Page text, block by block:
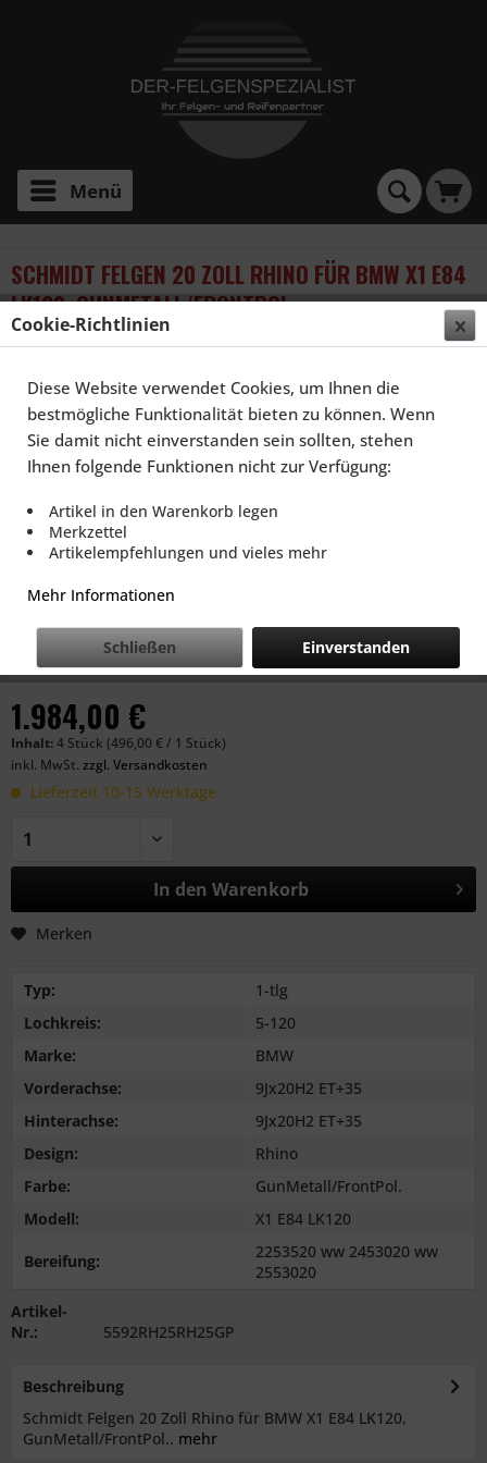
Menü
SCHMIDT FELGEN 20 ZOLL RHINO FÜR BMW X1 E84
LK120, GUNMETALL/FRONTPOL.
1.984,00 €
Inhalt:4 Stück (496,00 € / 1 Stück)
inkl. MwSt. zzgl. Versandkosten
Lieferzeit 10-15 Werktage
In den Warenkorb
Merken
Typ:
1-tlg
Lochkreis:
5-120
Marke:
BMW
Vorderachse:
9Jx20H2 ET+35
Hinterachse:
9Jx20H2 ET+35
Design:
Rhino
Farbe:
GunMetall/FrontPol.
Modell:
X1 E84 LK120
Bereifung:
2253520 ww 2453020 ww
2553020
Artikel-
Nr.:
5592RH25RH25GP
Beschreibung
Schmidt Felgen 20 Zoll Rhino für BMW X1 E84 LK120,
GunMetall/FrontPol.. mehr
Cookie-Richtlinien
Diese Website verwendet Cookies, um Ihnen die
bestmögliche Funktionalität bieten zu können. Wenn
Sie damit nicht einverstanden sein sollten, stehen
Ihnen folgende Funktionen nicht zur Verfügung:
Artikel in den Warenkorb legen
Merkzettel
Artikelempfehlungen und vieles mehr
Mehr Informationen
Einverstanden
Schließen